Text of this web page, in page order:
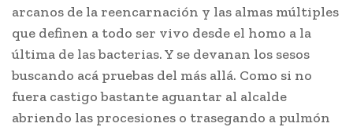
arcanos de la reencarnación y las almas múltiples
que definen a todo ser vivo desde el homo a la
última de las bacterias. Y se devanan los sesos
buscando acá pruebas del más allá. Como si no
fuera castigo bastante aguantar al alcalde
abriendo las procesiones o trasegando a pulmón